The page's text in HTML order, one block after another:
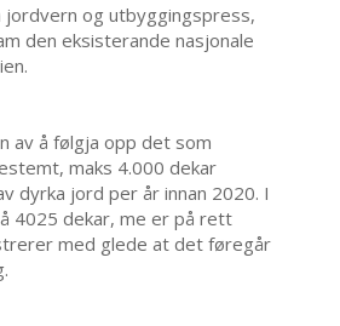
jordvern og utbyggingspress,
den eksisterande nasjonale
av å følgja opp det som
maks 4.000 dekar
dyrka jord per år innan 2020. I
4025 dekar, me er på rett
med glede at det føregår